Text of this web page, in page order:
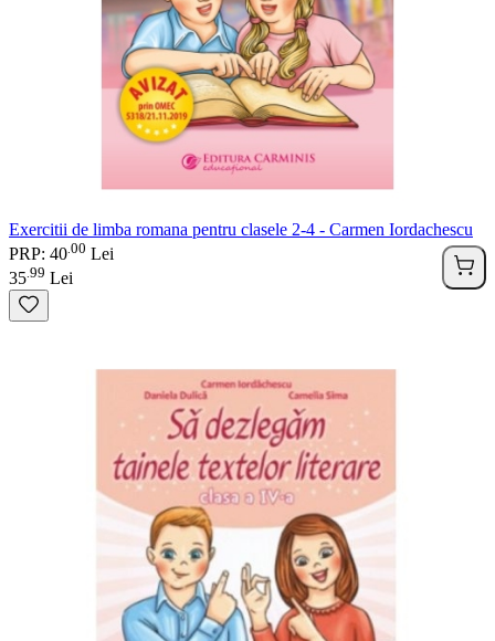
Exercitii de limba romana pentru clasele 2-4 - Carmen Iordachescu
PRP: 40 00 Lei
35 99 Lei